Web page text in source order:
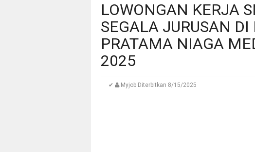
LOWONGAN KERJA
SEGALA JURUSAN DI
PRATAMA NIAGA
2025
✔ Myjob Diterbitkan 8/15/2025